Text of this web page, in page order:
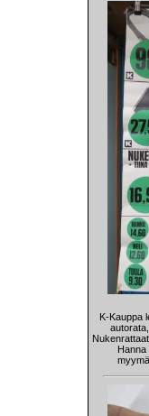
K-Kauppa